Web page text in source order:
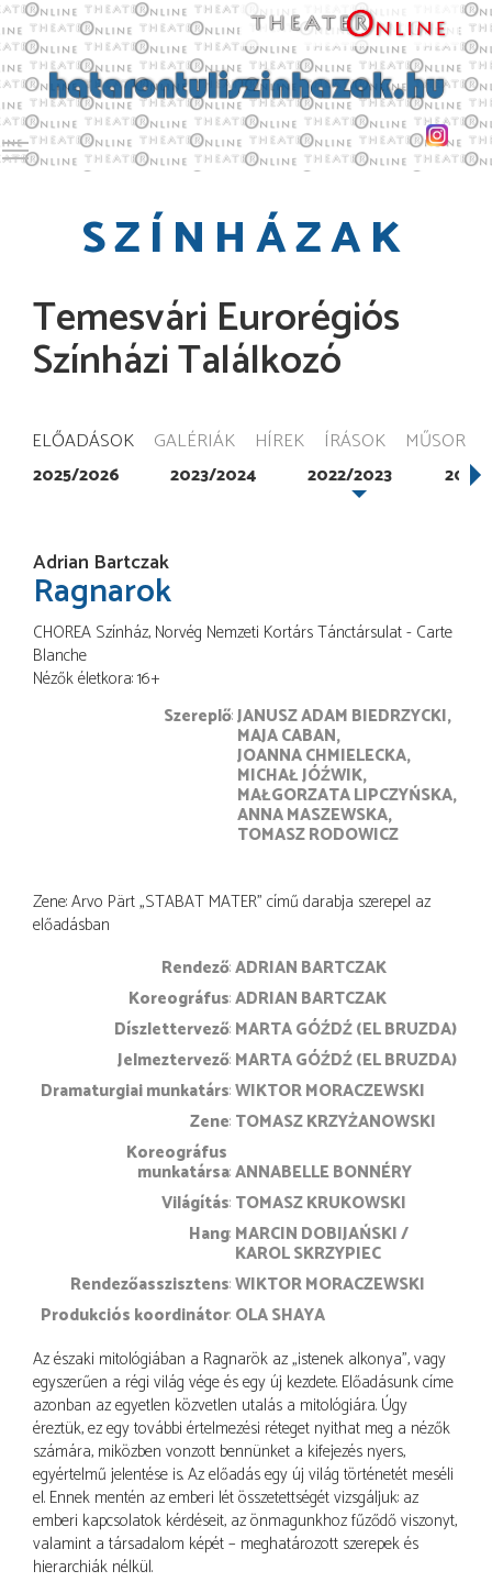
Toggle main menu visibility
SZÍNHÁZAK
Temesvári Eurorégiós
Színházi Találkozó
ELŐADÁSOK GALÉRIÁK HÍREK ÍRÁSOK MŰSOR
2025/2026 2023/2024 2022/2023
Adrian Bartczak
Ragnarok
CHOREA Színház, Norvég Nemzeti Kortárs Tánctársulat - Carte
Blanche
Nézők életkora: 16+
Szereplő JANUSZ ADAM BIEDRZYCKI
MAJA CABAN
JOANNA CHMIELECKA
MICHAŁ JÓŹWIK
MAŁGORZATA LIPCZYŃSKA
ANNA MASZEWSKA
TOMASZ RODOWICZ
Zene: Arvo Pärt „STABAT MATER” című darabja szerepel az
előadásban
rendező ADRIAN BARTCZAK
koreográfus ADRIAN BARTCZAK
díszlettervező MARTA GÓŹDŹ (EL BRUZDA)
jelmeztervező MARTA GÓŹDŹ (EL BRUZDA)
dramaturgiai munkatárs WIKTOR MORACZEWSKI
zene TOMASZ KRZYŻANOWSKI
koreográfus
munkatársa ANNABELLE BONNÉRY
világítás TOMASZ KRUKOWSKI
hang MARCIN DOBIJAŃSKI
KAROL SKRZYPIEC
rendezőasszisztens WIKTOR MORACZEWSKI
produkciós koordinátor OLA SHAYA
Az északi mitológiában a Ragnarök az „istenek alkonya”, vagy
egyszerűen a régi világ vége és egy új kezdete. Előadásunk címe
azonban az egyetlen közvetlen utalás a mitológiára. Úgy
éreztük, ez egy további értelmezési réteget nyithat meg a nézők
számára, miközben vonzott bennünket a kifejezés nyers,
egyértelmű jelentése is. Az előadás egy új világ történetét meséli
el. Ennek mentén az emberi lét összetettségét vizsgáljuk: az
emberi kapcsolatok kérdéseit, az önmagunkhoz fűződő viszonyt,
valamint a társadalom képét – meghatározott szerepek és
hierarchiák nélkül.